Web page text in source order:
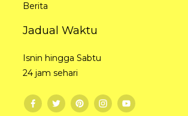
Berita
Jadual Waktu
Isnin hingga Sabtu
24 jam sehari